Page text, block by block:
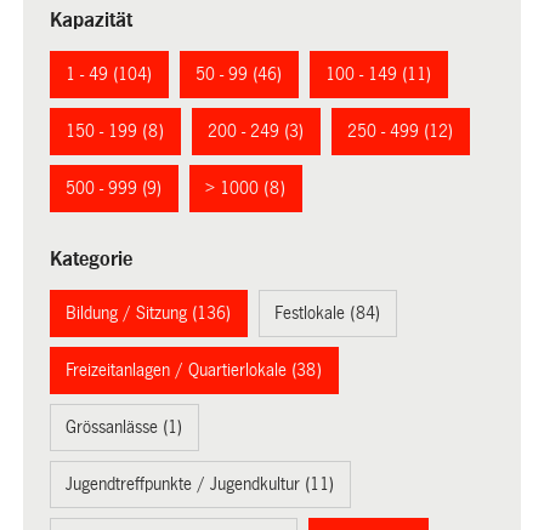
Kapazität
1 - 49 (104) 50 - 99 (46) 100 - 149 (11)
150 - 199 (8) 200 - 249 (3) 250 - 499 (12)
500 - 999 (9) > 1000 (8)
Kategorie
Bildung / Sitzung (136) Festlokale (84)
Freizeitanlagen / Quartierlokale (38)
Grössanlässe (1)
Jugendtreffpunkte / Jugendkultur (11)